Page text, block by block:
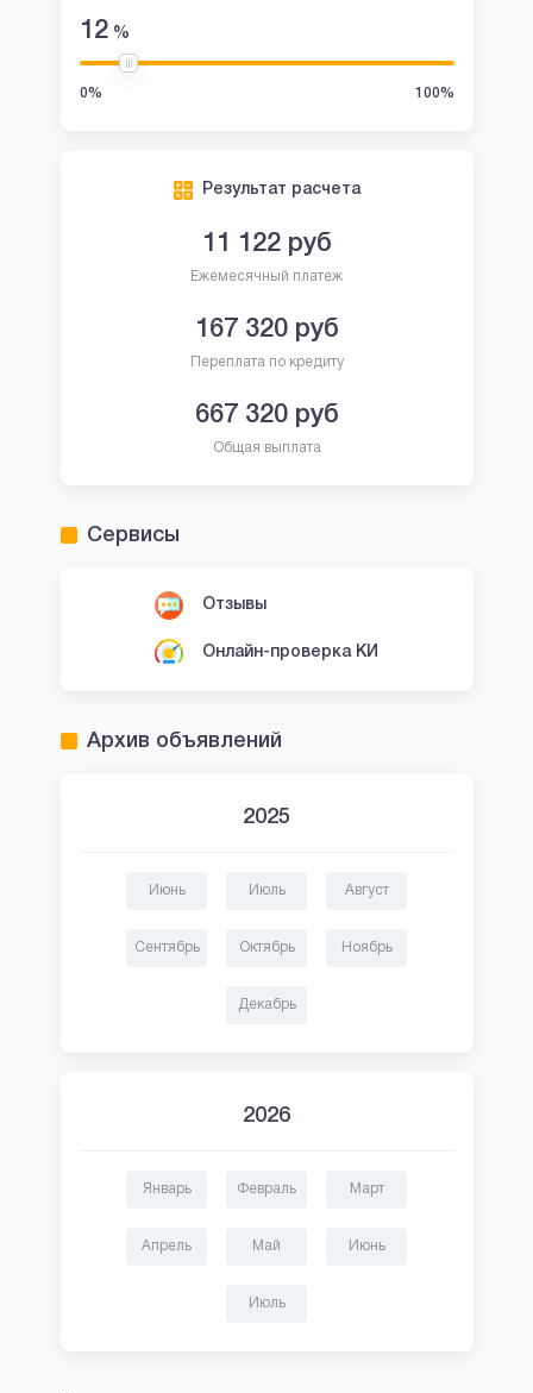
12%
0% 100%
Результат расчета
11 122руб
Ежемесячный платеж
167 320руб
Переплата по кредиту
667 320руб
Общая выплата
Сервисы
Отзывы
Онлайн-проверка КИ
Архив объявлений
2025
Июнь Июль Август
Сентябрь Октябрь Ноябрь
Декабрь
2026
Январь Февраль Март
Апрель Май Июнь
Июль